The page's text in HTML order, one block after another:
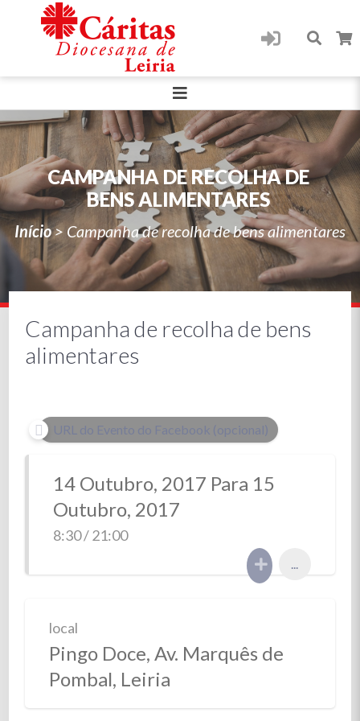
CAMPANHA DE RECOLHA DE
BENS ALIMENTARES
Início> Campanha de recolha de bens alimentares
Campanha de recolha de bens
alimentares
URL do Evento do Facebook (opcional)
14 Outubro, 2017 Para 15
Outubro, 2017
8:30 / 21:00
...
local
Pingo Doce, Av. Marquês de
Pombal, Leiria